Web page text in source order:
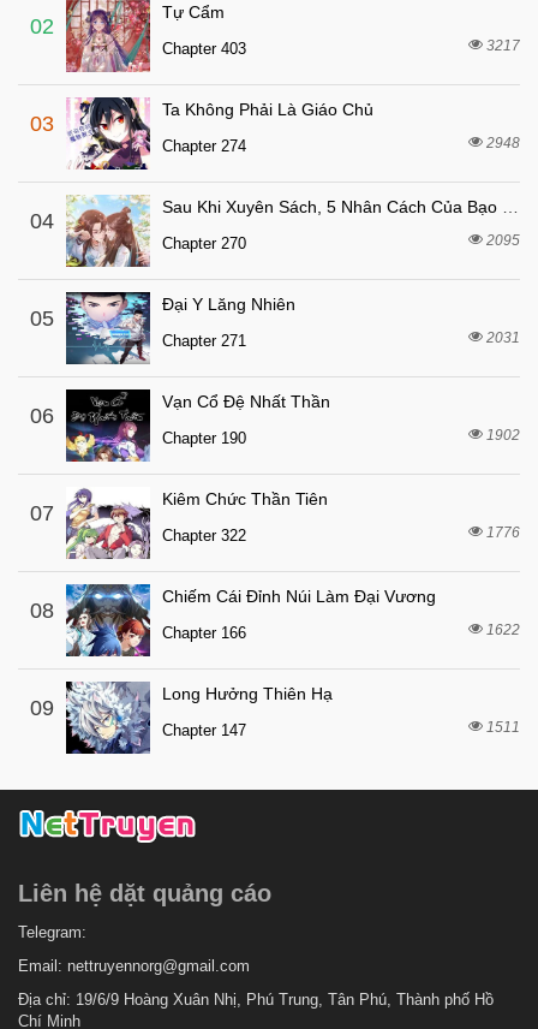
Chapter 178
Chapter 177
Chapter 176
Chapter 175
Chapter 174 6 tháng trước
Chapter 173 6 tháng trước
Chapter 172
Chapter 171 6 tháng trước
Chapter 170
Chapter 169 6 tháng trước
Chapter 168
Chapter 167
Chapter 166.1 6 tháng trước
Chapter 166
Chapter 165 6 tháng trước
Chapter 164
Chapter 163
Chapter 162 6 tháng trước
Chapter 161
Chapter 159
Chapter 157 6 tháng trước
Chapter 156
Chapter 155
Chapter 154 6 tháng trước
02
Tự Cẩm
Chapter 403 3217
03
Ta Không Phải Là Giáo Chủ
Chapter 274 2948
04
Chapter 270 2095
05
Đại Y Lăng Nhiên
Chapter 271 2031
06
Vạn Cổ Đệ Nhất Thần
Chapter 190 1902
07
Kiêm Chức Thần Tiên
Chapter 322 1776
08
Chiếm Cái Đỉnh Núi Làm Đại Vương
Chapter 166 1622
09
Long Hưởng Thiên Hạ
Chapter 147 1511
Liên hệ dặt quảng cáo
Telegram:
Email: nettruyennorg@gmail.com
Địa chỉ: 19/6/9 Hoàng Xuân Nhị, Phú Trung, Tân Phú, Thành phố Hồ
Chí Minh